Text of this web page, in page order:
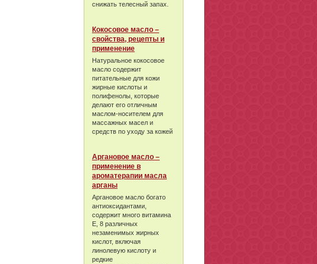
снижать телесный запах.
Кокосовое масло –
свойства, рецепты и
применение
Натуральное кокосовое
масло содержит
питательные для кожи
жирные кислоты и
полифенолы, которые
делают его отличным
маслом-носителем для
массажных масел и
средств по уходу за кожей
Аргановое масло –
применение в
ароматерапии масла
арганы
Аргановое масло богато
антиоксидантами,
содержит много витамина
Е, 8 различных
незаменимых жирных
кислот, включая
линолевую кислоту и
редкие